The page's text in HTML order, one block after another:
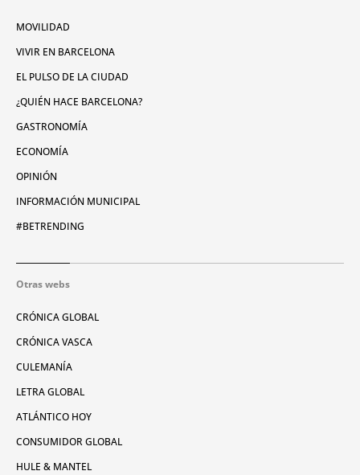
MOVILIDAD
VIVIR EN BARCELONA
EL PULSO DE LA CIUDAD
¿QUIÉN HACE BARCELONA?
GASTRONOMÍA
ECONOMÍA
OPINIÓN
INFORMACIÓN MUNICIPAL
#BETRENDING
Otras webs
CRÓNICA GLOBAL
CRÓNICA VASCA
CULEMANÍA
LETRA GLOBAL
ATLÁNTICO HOY
CONSUMIDOR GLOBAL
HULE & MANTEL